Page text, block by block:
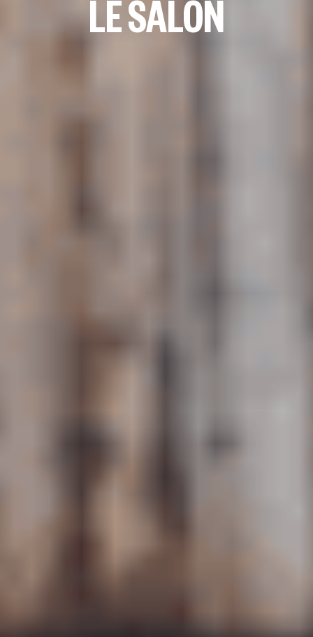
LE SALON